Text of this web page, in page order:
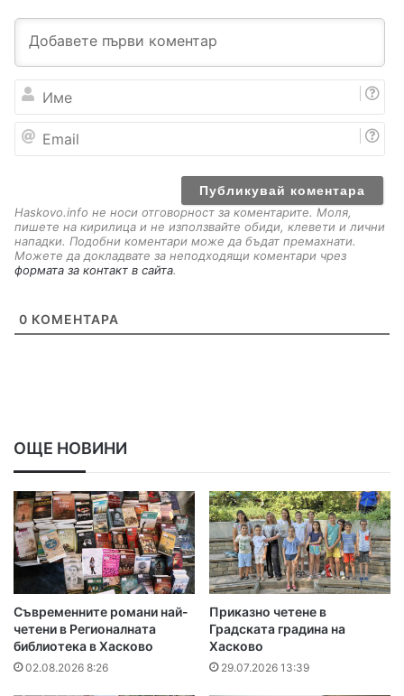
е
a
Haskovo.info не носи отговорност за коментарите. Моля,
пишете на кирилица и не използвайте обиди, клевети и лични
нападки. Подобни коментари може да бъдат премахнати.
Можете да докладвате за неподходящи коментари чрез
формата за контакт в сайта.
0 КОМЕНТАРА
ОЩЕ НОВИНИ
Съвременните романи най-
четени в Регионалната
библиотека в Хасково
02.08.2026 8:26
Приказно четене в
Градската градина на
Хасково
29.07.2026 13:39